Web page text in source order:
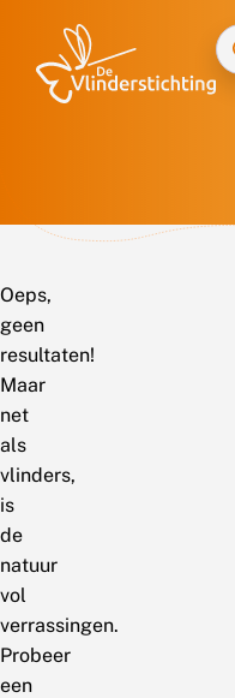
Oeps,
geen
resultaten!
Maar
net
als
vlinders,
is
de
natuur
vol
verrassingen.
Probeer
een